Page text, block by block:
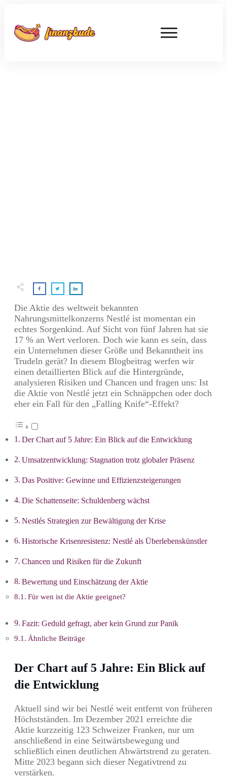
Die Aktie des weltweit bekannten
Nahrungsmittelkonzerns Nestlé ist momentan ein
echtes Sorgenkind. Auf Sicht von fünf Jahren hat sie
17 % an Wert verloren. Doch wie kann es sein, dass
ein Unternehmen dieser Größe und Bekanntheit ins
Trudeln gerät? In diesem Blogbeitrag werfen wir
einen detaillierten Blick auf die Hintergründe,
analysieren Risiken und Chancen und fragen uns: Ist
die Aktie von Nestlé jetzt ein Schnäppchen oder doch
eher ein Fall für den „Falling Knife“-Effekt?
Der Chart auf 5 Jahre: Ein Blick auf die Entwicklung
Umsatzentwicklung: Stagnation trotz globaler Präsenz
Das Positive: Gewinne und Effizienzsteigerungen
Die Schattenseite: Schuldenberg wächst
Nestlés Strategien zur Bewältigung der Krise
Historische Krisenresistenz: Nestlé als Überlebenskünstler
Chancen und Risiken für die Zukunft
Bewertung und Einschätzung der Aktie
Für wen ist die Aktie geeignet?
Fazit: Geduld gefragt, aber kein Grund zur Panik
Ähnliche Beiträge
Der Chart auf 5 Jahre: Ein Blick auf
die Entwicklung
Aktuell sind wir bei Nestlé weit entfernt von früheren
Höchstständen. Im Dezember 2021 erreichte die
Aktie kurzzeitig 123 Schweizer Franken, nur um
anschließend in eine Seitwärtsbewegung und
schließlich einen deutlichen Abwärtstrend zu geraten.
Mitte 2023 begann sich dieser Negativtrend zu
verstärken.